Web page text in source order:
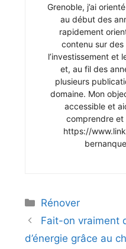
Grenoble, j’ai
au début des
rapidement
contenu sur des
l’investissement et
et, au fil des
plusieurs
domaine. Mon
accessible et
comprendre et
https://
Catégories
Rénover
Fait-on vraiment
d’énergie grâce au